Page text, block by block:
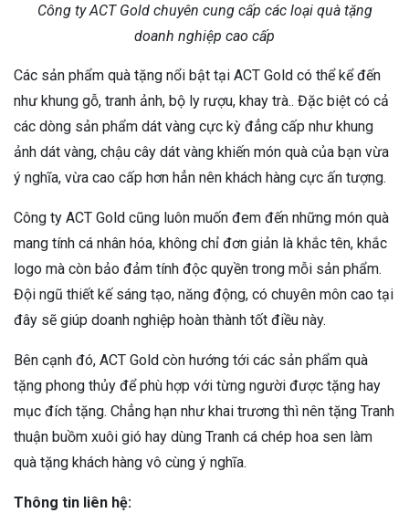
Công ty ACT Gold chuyên cung cấp các loại quà tặng
doanh nghiệp cao cấp
Các sản phẩm quà tặng nổi bật tại ACT Gold có thể kể đến
như khung gỗ, tranh ảnh, bộ ly rượu, khay trà.. Đặc biệt có cả
các dòng sản phẩm dát vàng cực kỳ đẳng cấp như khung
ảnh dát vàng, chậu cây dát vàng khiến món quà của bạn vừa
ý nghĩa, vừa cao cấp hơn hẳn nên khách hàng cực ấn tượng.
Công ty ACT Gold cũng luôn muốn đem đến những món quà
mang tính cá nhân hóa, không chỉ đơn giản là khắc tên, khắc
logo mà còn bảo đảm tính độc quyền trong mỗi sản phẩm.
Đội ngũ thiết kế sáng tạo, năng động, có chuyên môn cao tại
đây sẽ giúp doanh nghiệp hoàn thành tốt điều này.
Bên cạnh đó, ACT Gold còn hướng tới các sản phẩm quà
tặng phong thủy để phù hợp với từng người được tặng hay
mục đích tặng. Chẳng hạn như khai trương thì nên tặng Tranh
thuận buồm xuôi gió hay dùng Tranh cá chép hoa sen làm
quà tặng khách hàng vô cùng ý nghĩa.
Thông tin liên hệ: